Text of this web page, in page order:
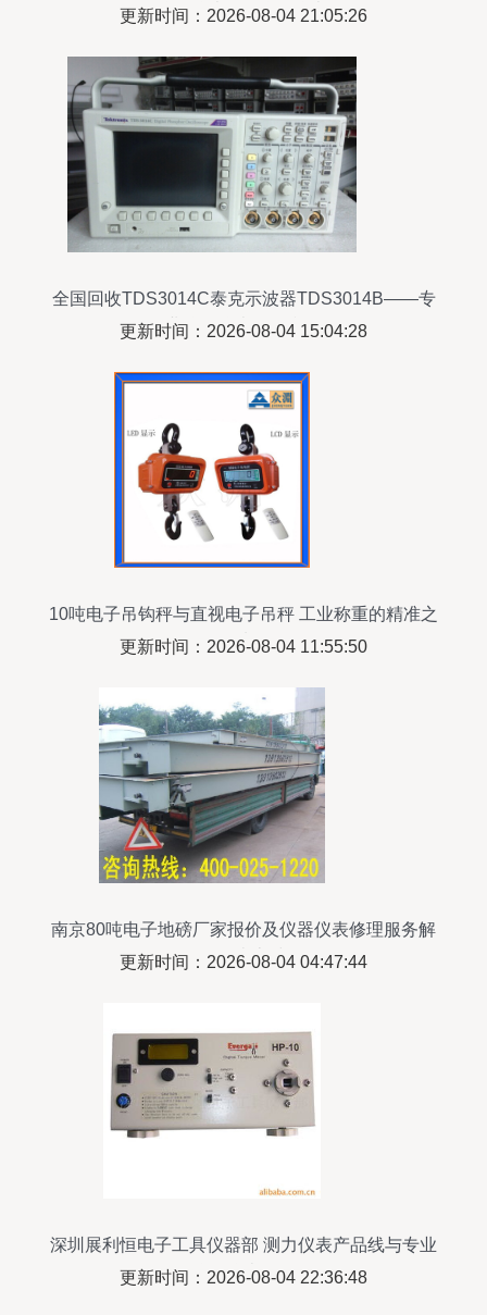
修 #仪器仪表 #万仪器仪表修理
更新时间：2026-08-04 21:05:26
全国回收TDS3014C泰克示波器TDS3014B——专
业仪器仪表循环利用
更新时间：2026-08-04 15:04:28
10吨电子吊钩秤与直视电子吊秤 工业称重的精准之
选
更新时间：2026-08-04 11:55:50
南京80吨电子地磅厂家报价及仪器仪表修理服务解
析——南京浩然
更新时间：2026-08-04 04:47:44
深圳展利恒电子工具仪器部 测力仪表产品线与专业
仪器仪表服务
更新时间：2026-08-04 22:36:48